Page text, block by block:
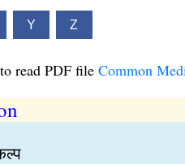
Y Z
read PDF file Common